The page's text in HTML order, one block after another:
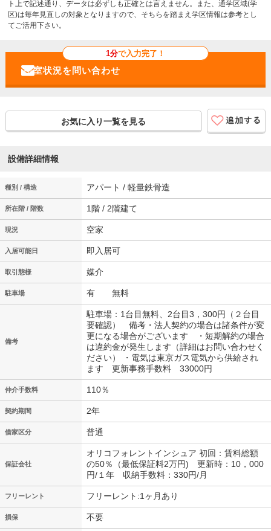
ト上で記述通り、データは必ずしも正確とは言えません。また、通学区域(学
区)は毎年見直しの対象となりますので、そちらを踏まえ学区情報は参考とし
てご活用下さい。
1分で入力完了！
お気に入り一覧を見る
設備詳細情報
種別 / 構造 アパート / 軽量鉄骨造
所在階 / 階数 1階 / 2階建て
現況 空家
入居可能日 即入居可
取引態様 媒介
駐車場 有 無料
備考
駐車場：1台目無料、2台目3，300円（２台目
要確認） 備考・法人契約の場合は諸条件が変
更になる場合がございます ・短期解約の場合
は違約金が発生します（詳細はお問い合わせく
ださい） ・電気は東京ガス電気から供給され
ます 更新事務手数料 33000円
仲介手数料 110％
契約期間 2年
借家区分 普通
保証会社
オリコフォレントインシュア 初回：賃料総額
の50％（最低保証料2万円) 更新時：10，000
円/１年 収納手数料：330円/月
フリーレント フリーレント:1ヶ月あり
損保 不要